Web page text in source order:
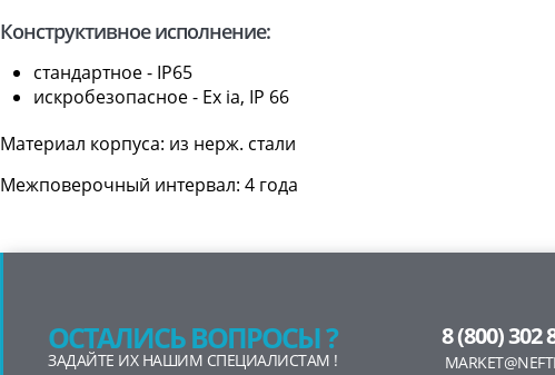
Конструктивное исполнение:
стандартное - IP65
искробезопасное - Ex ia, IP 66
Материал корпуса: из нерж. стали
Межповерочный интервал: 4 года
ОСТАЛИСЬ ВОПРОСЫ ?
ЗАДАЙТЕ ИХ НАШИМ СПЕЦИАЛИСТАМ !
8 (800) 302